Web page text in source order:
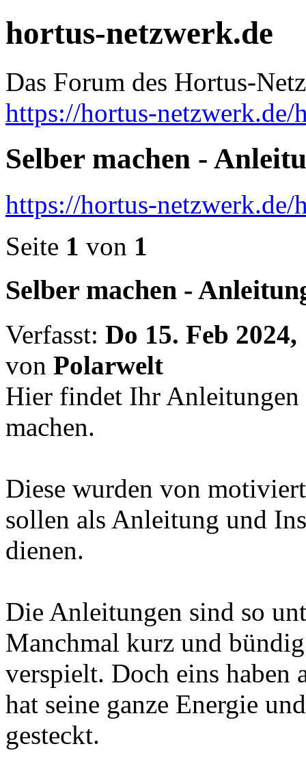
hortus-netzwerk.de
Das Forum des Hortus-
https://hortus-netzwerk.de/
Selber machen -
https://hortus-
Seite 1 von 1
Selber machen -
Verfasst: Do 15. Feb 2024,
von Polarwelt
Hier findet Ihr Anleitungen
machen.
Diese wurden von
sollen als Anleitung und
dienen.
Die Anleitungen sind so
Manchmal kurz und
verspielt. Doch eins haben
hat seine ganze Energie
gesteckt.